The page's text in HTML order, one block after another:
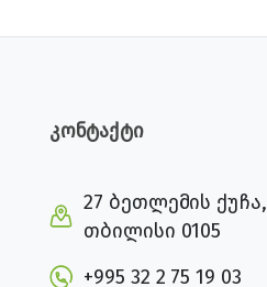
კონტაქტი
27 ბეთლემის ქუჩა,
თბილისი 0105
+995 32 2 75 19 03